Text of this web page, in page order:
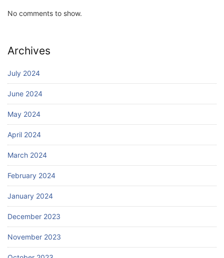
No comments to show.
Archives
July 2024
June 2024
May 2024
April 2024
March 2024
February 2024
January 2024
December 2023
November 2023